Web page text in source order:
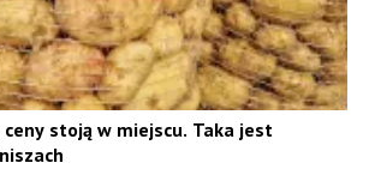
stoją w miejscu. Taka jest